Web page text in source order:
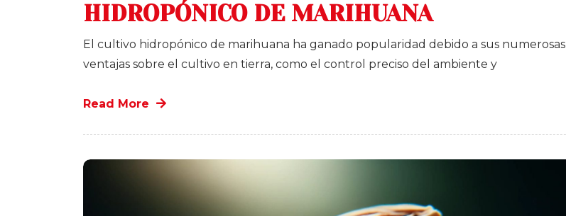
HIDROPÓNICO DE MARIHUANA
El cultivo hidropónico de marihuana ha ganado popularidad debido a sus numerosas
ventajas sobre el cultivo en tierra, como el control preciso del ambiente y
Read More